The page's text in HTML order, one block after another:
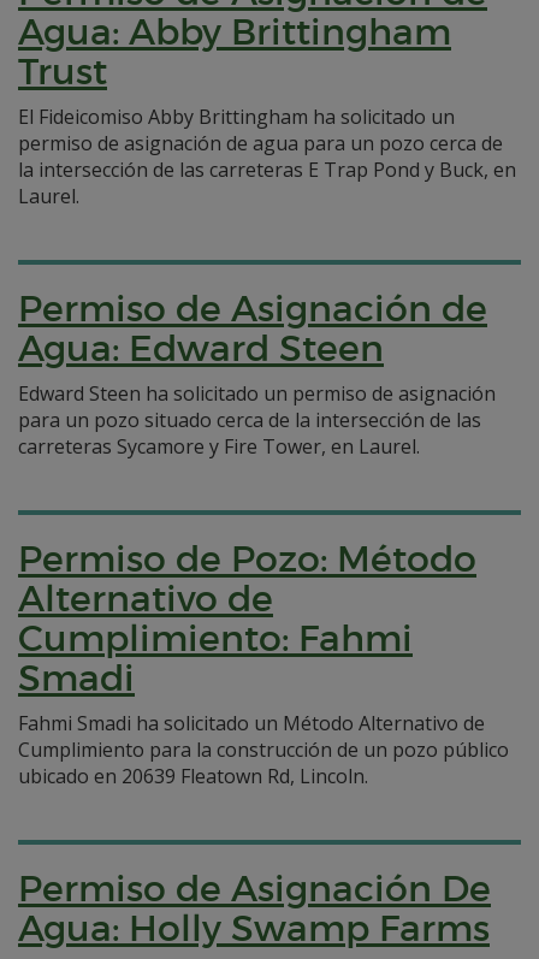
Agua: Abby Brittingham
Trust
El Fideicomiso Abby Brittingham ha solicitado un
permiso de asignación de agua para un pozo cerca de
la intersección de las carreteras E Trap Pond y Buck, en
Laurel.
Permiso de Asignación de
Agua: Edward Steen
Edward Steen ha solicitado un permiso de asignación
para un pozo situado cerca de la intersección de las
carreteras Sycamore y Fire Tower, en Laurel.
Permiso de Pozo: Método
Alternativo de
Cumplimiento: Fahmi
Smadi
Fahmi Smadi ha solicitado un Método Alternativo de
Cumplimiento para la construcción de un pozo público
ubicado en 20639 Fleatown Rd, Lincoln.
Permiso de Asignación De
Agua: Holly Swamp Farms